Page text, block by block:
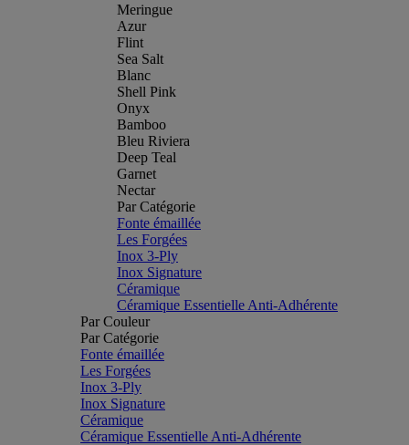
Meringue
Azur
Flint
Sea Salt
Blanc
Shell Pink
Onyx
Bamboo
Bleu Riviera
Deep Teal
Garnet
Nectar
Par Catégorie
Fonte émaillée
Les Forgées
Inox 3-Ply
Inox Signature
Céramique
Céramique Essentielle Anti-Adhérente
Par Couleur
Par Catégorie
Fonte émaillée
Les Forgées
Inox 3-Ply
Inox Signature
Céramique
Céramique Essentielle Anti-Adhérente